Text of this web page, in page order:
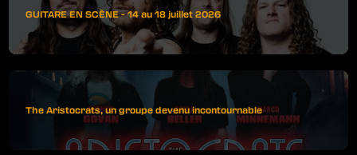
GUITARE EN SCÈNE - 14 au 18 juillet 2026
The Aristocrats, un groupe devenu incontournable